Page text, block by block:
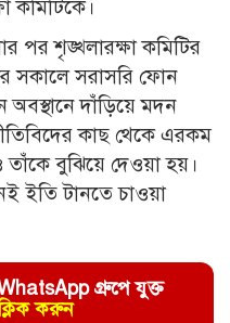
কমিটিকে।
পর শৃঙ্খলারক্ষা কমিটির
সকালে সরাসরি ফোন
দাঁড়িয়ে মদন
কাছ থেকে এরকম
বুঝিয়ে দেওয়া হয়।
ইতি টানতে চাওয়া
গ্রুপে যুক্ত
করুন